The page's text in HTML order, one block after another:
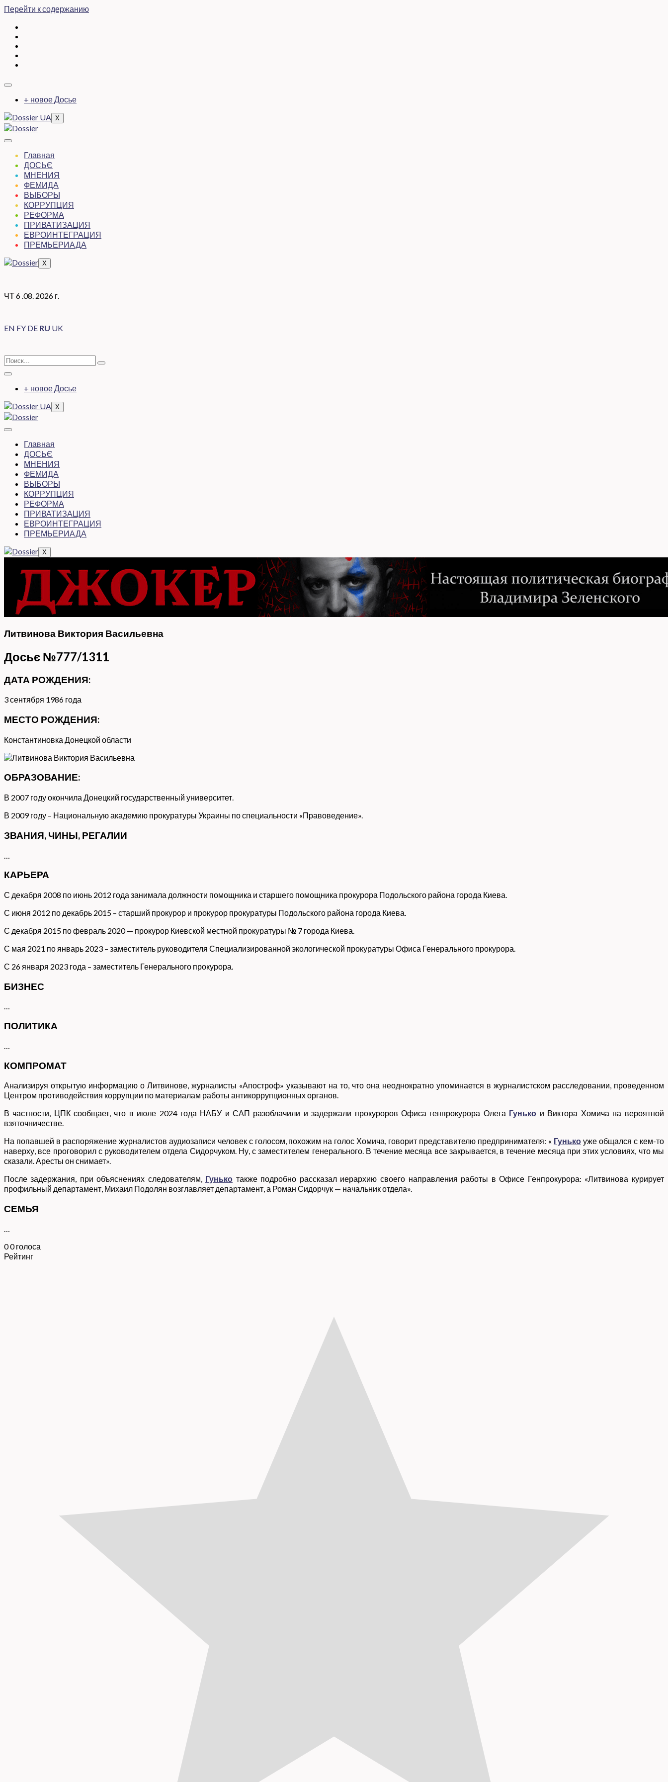
Перейти к содержанию
+ новое Досье
X
Главная
ДОСЬЄ
МНЕНИЯ
ФЕМИДА
ВЫБОРЫ
КОРРУПЦИЯ
РЕФОРМА
ПРИВАТИЗАЦИЯ
ЕВРОИНТЕГРАЦИЯ
ПРЕМЬЕРИАДА
X
ЧТ 6 .08. 2026 г.
EN FY DE RU UK
+ новое Досье
X
Главная
ДОСЬЄ
МНЕНИЯ
ФЕМИДА
ВЫБОРЫ
КОРРУПЦИЯ
РЕФОРМА
ПРИВАТИЗАЦИЯ
ЕВРОИНТЕГРАЦИЯ
ПРЕМЬЕРИАДА
X
Литвинова Виктория Васильевна
Досьє №777/1311
ДАТА РОЖДЕНИЯ:
3 сентября 1986 года
МЕСТО РОЖДЕНИЯ:
Константиновка Донецкой области
ОБРАЗОВАНИЕ:
В 2007 году окончила Донецкий государственный университет.
В 2009 году – Национальную академию прокуратуры Украины по специальности «Правоведение».
ЗВАНИЯ, ЧИНЫ, РЕГАЛИИ
КАРЬЕРА
С декабря 2008 по июнь 2012 года занимала должности помощника и старшего помощника прокурора Подольского района города Киева.
С июня 2012 по декабрь 2015 – старший прокурор и прокурор прокуратуры Подольского района города Киева.
С декабря 2015 по февраль 2020 — прокурор Киевской местной прокуратуры № 7 города Киева.
С мая 2021 по январь 2023 – заместитель руководителя Специализированной экологической прокуратуры Офиса Генерального прокурора.
С 26 января 2023 года – заместитель Генерального прокурора.
БИЗНЕС
…
ПОЛИТИКА
…
КОМПРОМАТ
Анализируя открытую информацию о Литвинове, журналисты «Апостроф» указывают на то, что она неоднократно упоминается в журналистском расследовании, проведенном
Центром противодействия коррупции по материалам работы антикоррупционных органов.
В частности, ЦПК сообщает, что в июле 2024 года НАБУ и САП разоблачили и задержали прокуроров Офиса генпрокурора Олега Гунько и Виктора Хомича на вероятной
взяточничестве.
На попавшей в распоряжение журналистов аудиозаписи человек с голосом, похожим на голос Хомича, говорит представителю предпринимателя: « Гунько уже общался с кем-то
наверху, все проговорил с руководителем отдела Сидорчуком. Ну, с заместителем генерального. В течение месяца все закрывается, в течение месяца при этих условиях, что мы
сказали. Аресты он снимает».
После задержания, при объяснениях следователям, Гунько также подробно рассказал иерархию своего направления работы в Офисе Генпрокурора: «Литвинова курирует
профильный департамент, Михаил Подолян возглавляет департамент, а Роман Сидорчук — начальник отдела».
СЕМЬЯ
00 голоса
Рейтинг